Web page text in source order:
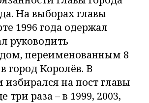
На выборах главы
1996 года одержал
руководить
переименованным 8
город Королёв. В
на пост главы
три раза – в 1999, 2003,